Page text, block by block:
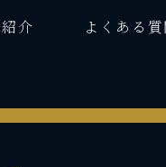
介 よくある質